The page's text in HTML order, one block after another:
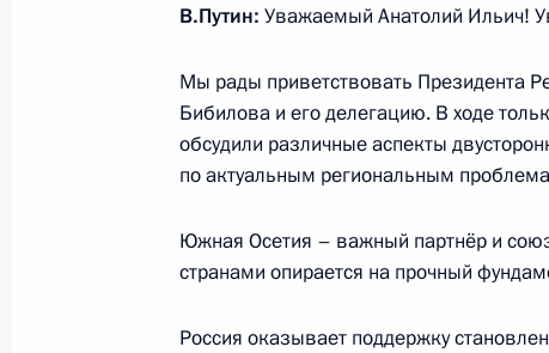
в сфере искусства
17 ноября 2017 года, 18:30 Санкт-Петербург
Встреча с Президентом Киргизии
16 ноября 2017 года, четверг
В.Путин: Уважаемый Анатолий Ильич!
Мы рады приветствовать Президента
Бибилова и его делегацию. В ходе
обсудили различные аспекты
по актуальным региональным
Южная Осетия – важный партнёр и
странами опирается на прочный
Россия оказывает поддержку